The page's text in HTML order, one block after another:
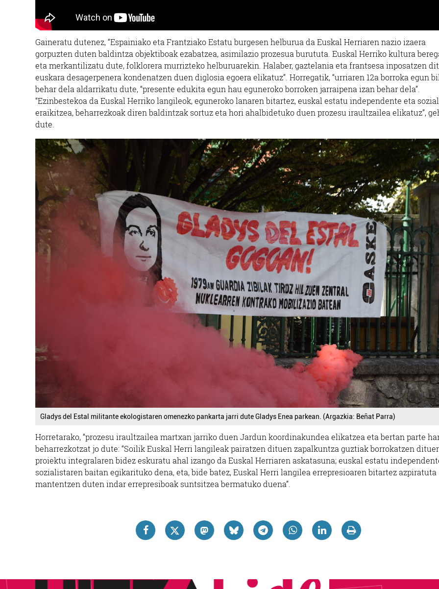
Gaineratu dutenez, “Espainiako eta Frantziako Estatu burgesen helburua da Euskal Herriaren nazio izaera
gorpuzten duten baldintza objektiboak ezabatzea, asimilazio prozesua burututa. Euskal Herriko kultura
eta merkantilizatu dute, folklorera murrizteko helburuarekin. Halaber, gaztelania eta frantsesa inposatzen
euskara desagerpenera kondenatzen duen diglosia egoera elikatuz”. Horregatik, “urriaren 12a borroka egun
behar dela aldarrikatu dute, “presente edukita egun hau eguneroko borroken jarraipena izan behar dela”.
“Ezinbestekoa da Euskal Herriko langileok, eguneroko lanaren bitartez, euskal estatu independente eta
eraikitzea, beharrezkoak diren baldintzak sortuz eta hori ahalbidetuko duen prozesu iraultzailea elikatuz”,
dute.
Gladys del Estal militante ekologistaren omenezko pankarta jarri dute Gladys Enea parkean. (Argazkia: Beñat Parra)
Horretarako, “prozesu iraultzailea martxan jarriko duen Jardun koordinakundea elikatzea eta bertan parte
beharrezkotzat jo dute: “Soilik Euskal Herri langileak pairatzen dituen zapalkuntza guztiak borrokatzen
proiektu integralaren bidez eskuratu ahal izango da Euskal Herriaren askatasuna; euskal estatu
sozialistaren baitan egikarituko dena, eta, bide batez, Euskal Herri langilea errepresioaren bitartez azpiratuta
mantentzen duten indar errepresiboak suntsitzea bermatuko duena”.